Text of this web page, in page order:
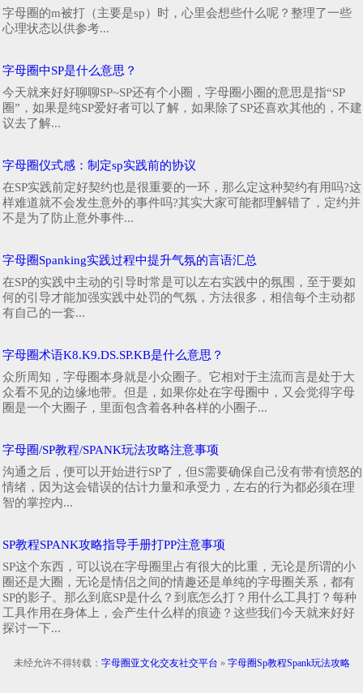
字母圈的m被打（主要是sp）时，心里会想些什么呢？整理了一些
心理状态以供参考...
字母圈中SP是什么意思？
今天就来好好聊聊SP~SP还有个小圈，字母圈小圈的意思是指“SP
圈”，如果是纯SP爱好者可以了解，如果除了SP还喜欢其他的，不建
议去了解...
字母圈仪式感：制定sp实践前的协议
在SP实践前定好契约也是很重要的一环，那么定这种契约有用吗?这
样难道就不会发生意外的事件吗?其实大家可能都理解错了，定约并
不是为了防止意外事件...
字母圈Spanking实践过程中提升气氛的言语汇总
在SP的实践中主动的引导时常是可以左右实践中的氛围，至于要如
何的引导才能加强实践中处罚的气氛，方法很多，相信每个主动都
有自己的一套...
字母圈术语K8.K9.DS.SP.KB是什么意思？
众所周知，字母圈本身就是小众圈子。它相对于主流而言是处于大
众看不见的边缘地带。但是，如果你处在字母圈中，又会觉得字母
圈是一个大圈子，里面包含着各种各样的小圈子...
字母圈/SP教程/SPANK玩法攻略注意事项
沟通之后，便可以开始进行SP了，但S需要确保自己没有带有愤怒的
情绪，因为这会错误的估计力量和承受力，左右的行为都必须在理
智的掌控内...
SP教程SPANK攻略指导手册打PP注意事项
SP这个东西，可以说在字母圈里占有很大的比重，无论是所谓的小
圈还是大圈，无论是情侣之间的情趣还是单纯的字母圈关系，都有
SP的影子。那么到底SP是什么？到底怎么打？用什么工具打？每种
工具作用在身体上，会产生什么样的痕迹？这些我们今天就来好好
探讨一下...
未经允许不得转载： 字母圈亚文化交友社交平台 » 字母圈Sp教程Spank玩法攻略